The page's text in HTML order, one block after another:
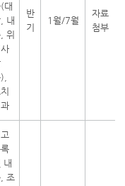
대
내
위
반
기
1월/7월
자료
첨부
내
조